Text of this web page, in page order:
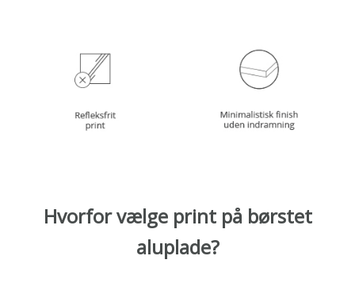
Hvorfor vælge print på børstet
aluplade?